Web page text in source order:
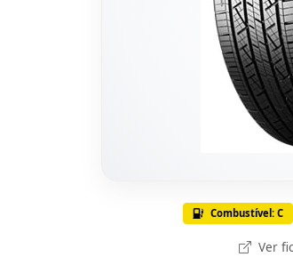
Combustível: C
Ver